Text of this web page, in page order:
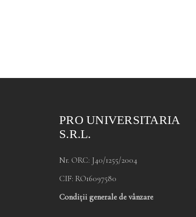
PRO UNIVERSITARIA
S.R.L.
Nr. ORC: J40/1255/2004
CIF: RO16097580
Condiții generale de vânzare